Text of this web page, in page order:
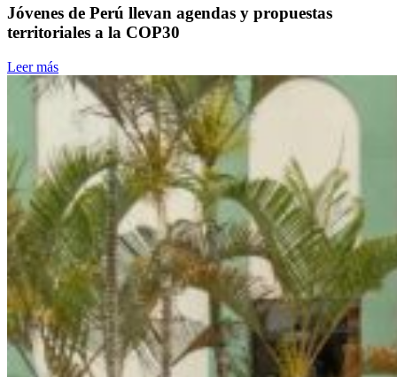
Jóvenes de Perú llevan agendas y propuestas
territoriales a la COP30
Leer más